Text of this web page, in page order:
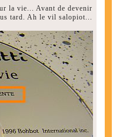
la vie... Avant de devenir
tard. Ah le vil salopiot...